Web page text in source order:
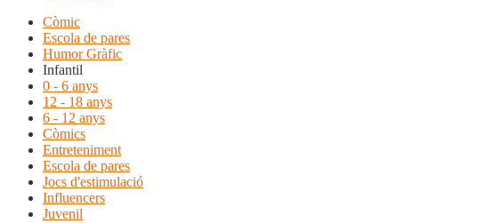
Còmic
Escola de pares
Humor Gràfic
Infantil
0 - 6 anys
12 - 18 anys
6 - 12 anys
Còmics
Entreteniment
Escola de pares
Jocs d'estimulació
Influencers
Juvenil